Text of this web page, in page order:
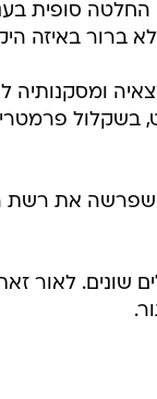
סופית
ברור באיזה
ומסקנותיה
בשקלול
שפרשה את
שונים. לאור